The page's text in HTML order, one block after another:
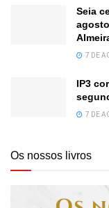
Seia
7 DE
IP3
7 DE
Os nossos livros